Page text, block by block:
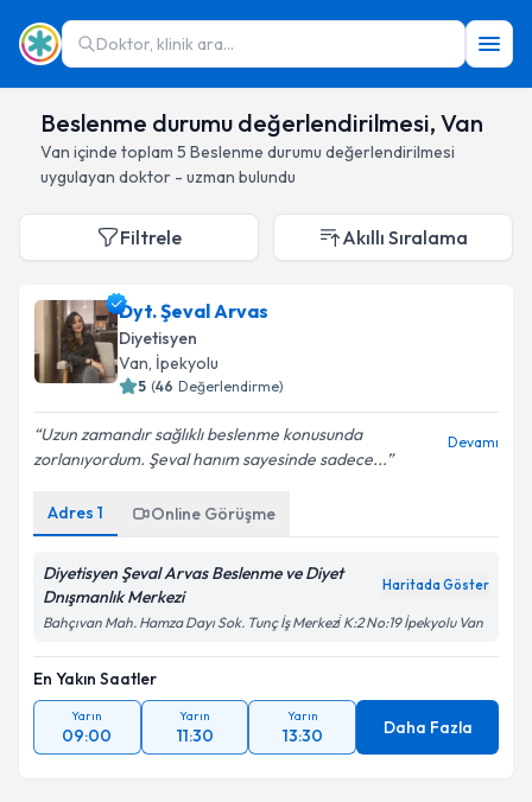
Doktor, klinik ara...
Beslenme durumu değerlendirilmesi, Van
Van içinde toplam 5 Beslenme durumu değerlendirilmesi
uygulayan doktor - uzman bulundu
Filtrele Akıllı Sıralama
Dyt. Şeval Arvas
Diyetisyen
Van, İpekyolu
5 (46 Değerlendirme)
Uzun zamandır sağlıklı beslenme konusunda
zorlanıyordum. Şeval hanım sayesinde sadece...
Devamı
Adres 1 Online Görüşme
Diyetisyen Şeval Arvas Beslenme ve Diyet
Dnışmanlık Merkezi
Haritada Göster
Bahçıvan Mah. Hamza Dayı Sok. Tunç İş Merkezi̇ K:2 No:19 İpekyolu Van
En Yakın Saatler
Yarın
09:00
Yarın
11:30
Yarın
13:30 Daha Fazla